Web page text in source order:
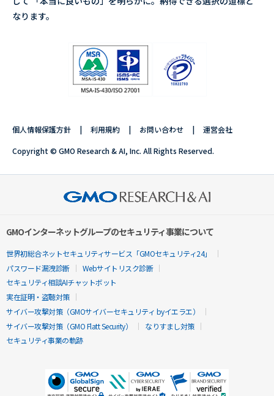
なります。
個人情報保護方針 利用規約 お問い合わせ 運営会社
Copyright © GMO Research & AI, Inc. All Rights Reserved.
GMOインターネットグループのセキュリティ事業について
世界初総合ネットセキュリティサービス「GMOセキュリティ24」
パスワード漏洩診断
Webサイトリスク診断
セキュリティ相談AIチャットボット
実在証明・盗聴対策
サイバー攻撃対策（GMOサイバーセキュリティ byイエラエ）
サイバー攻撃対策（GMO Flatt Security）
なりすまし対策
セキュリティ事業の軌跡